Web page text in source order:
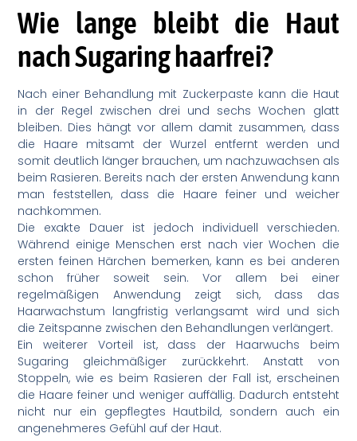
Wie lange bleibt die Haut
nach Sugaring haarfrei?
Nach einer Behandlung mit Zuckerpaste kann die Haut
in der Regel zwischen drei und sechs Wochen glatt
bleiben. Dies hängt vor allem damit zusammen, dass
die Haare mitsamt der Wurzel entfernt werden und
somit deutlich länger brauchen, um nachzuwachsen als
beim Rasieren. Bereits nach der ersten Anwendung kann
man feststellen, dass die Haare feiner und weicher
nachkommen.
Die exakte Dauer ist jedoch individuell verschieden.
Während einige Menschen erst nach vier Wochen die
ersten feinen Härchen bemerken, kann es bei anderen
schon früher soweit sein. Vor allem bei einer
regelmäßigen Anwendung zeigt sich, dass das
Haarwachstum langfristig verlangsamt wird und sich
die Zeitspanne zwischen den Behandlungen verlängert.
Ein weiterer Vorteil ist, dass der Haarwuchs beim
Sugaring gleichmäßiger zurückkehrt. Anstatt von
Stoppeln, wie es beim Rasieren der Fall ist, erscheinen
die Haare feiner und weniger auffällig. Dadurch entsteht
nicht nur ein gepflegtes Hautbild, sondern auch ein
angenehmeres Gefühl auf der Haut.